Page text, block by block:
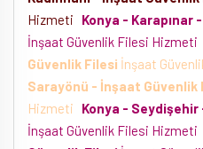
Hizmeti
Konya - Karapınar
İnşaat Güvenlik Filesi Hizmeti
Güvenlik Filesi İnşaat
Sarayönü - İnşaat Güvenlik
Hizmeti
Konya -
İnşaat Güvenlik Filesi Hizmeti